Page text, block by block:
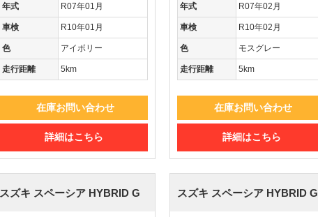
年式 R07年01月
車検 R10年01月
色 アイボリー
走行距離 5km
在庫お問い合わせ
詳細はこちら
年式 R07年02月
車検 R10年02月
色 モスグレー
走行距離 5km
在庫お問い合わせ
詳細はこちら
スズキ スペーシア HYBRID G スズキ スペーシア HYBRID G